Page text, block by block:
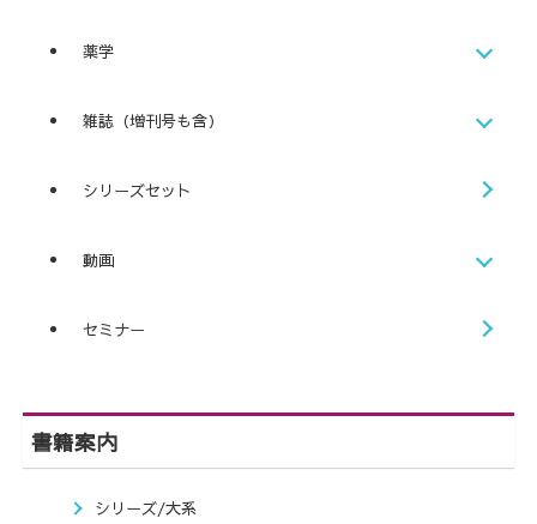
薬学
雑誌（増刊号も含）
シリーズセット
動画
セミナー
書籍案内
シリーズ/大系